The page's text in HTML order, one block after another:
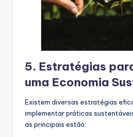
5. Estratégias
uma Economia
Existem diversas estratégias
implementar práticas
as principais estão: